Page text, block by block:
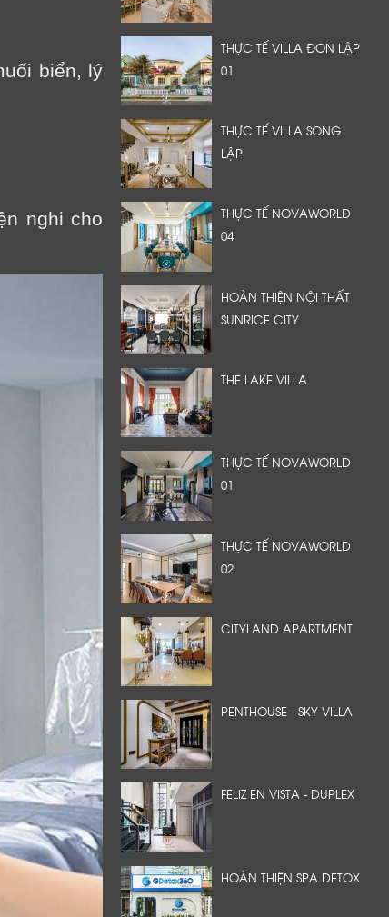
biển, lý
nghi cho
THỰC TẾ VILLA ĐƠN LẬP
01
THỰC TẾ VILLA SONG
LẬP
THỰC TẾ NOVAWORLD
04
HOÀN THIỆN NỘI THẤT
SUNRICE CITY
THE LAKE VILLA
THỰC TẾ NOVAWORLD
01
THỰC TẾ NOVAWORLD
02
CITYLAND APARTMENT
PENTHOUSE - SKY VILLA
FELIZ EN VISTA - DUPLEX
HOÀN THIỆN SPA DETOX